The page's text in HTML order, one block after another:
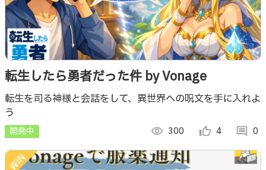
転生したら勇者だった件 by Vonage
転生を司る神様と会話をして、異世界への呪文を手に入れよ
う
開発中 visibility 300 thumb_up_alt 4 comment 0